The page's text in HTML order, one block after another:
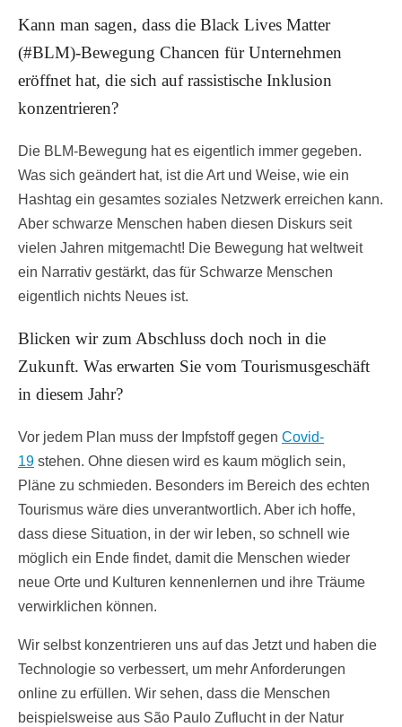
Kann man sagen, dass die Black Lives Matter
(#BLM)-Bewegung Chancen für Unternehmen
eröffnet hat, die sich auf rassistische Inklusion
konzentrieren?
Die BLM-Bewegung hat es eigentlich immer gegeben.
Was sich geändert hat, ist die Art und Weise, wie ein
Hashtag ein gesamtes soziales Netzwerk erreichen kann.
Aber schwarze Menschen haben diesen Diskurs seit
vielen Jahren mitgemacht! Die Bewegung hat weltweit
ein Narrativ gestärkt, das für Schwarze Menschen
eigentlich nichts Neues ist.
Blicken wir zum Abschluss doch noch in die
Zukunft. Was erwarten Sie vom Tourismusgeschäft
in diesem Jahr?
Vor jedem Plan muss der Impfstoff gegen Covid-
19 stehen. Ohne diesen wird es kaum möglich sein,
Pläne zu schmieden. Besonders im Bereich des echten
Tourismus wäre dies unverantwortlich. Aber ich hoffe,
dass diese Situation, in der wir leben, so schnell wie
möglich ein Ende findet, damit die Menschen wieder
neue Orte und Kulturen kennenlernen und ihre Träume
verwirklichen können.
Wir selbst konzentrieren uns auf das Jetzt und haben die
Technologie so verbessert, um mehr Anforderungen
online zu erfüllen. Wir sehen, dass die Menschen
beispielsweise aus São Paulo Zuflucht in der Natur